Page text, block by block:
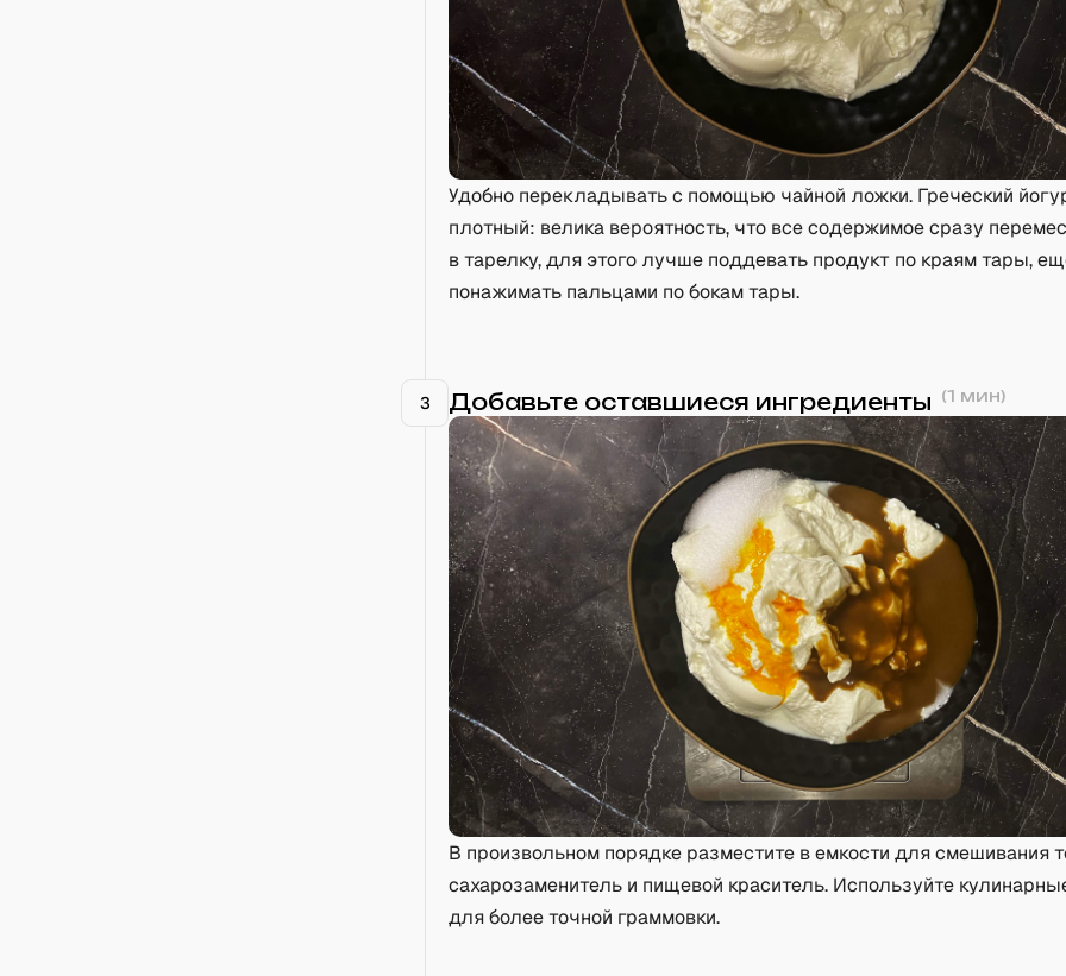
Удобно перекладывать с помощью чайной ложки. Греческий
плотный: велика вероятность, что все содержимое сразу
в тарелку, для этого лучше поддевать продукт по краям тары,
понажимать пальцами по бокам тары.
3 Добавьте оставшиеся ингредиенты (1 мин)
В произвольном порядке разместите в емкости для смешивания
сахарозаменитель и пищевой краситель. Используйте
для более точной граммовки.